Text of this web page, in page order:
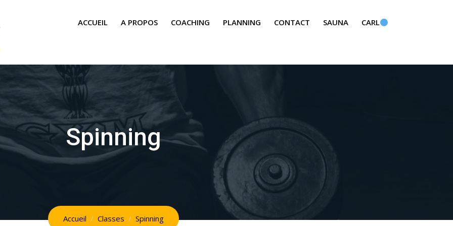
ACCUEIL A PROPOS COACHING PLANNING CONTACT SAUNA CARL
Spinning
Accueil Classes Spinning